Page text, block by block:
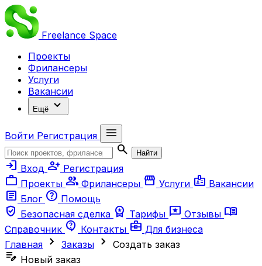
Freelance Space
Проекты
Фрилансеры
Услуги
Вакансии
Ещё expand_more
Войти Регистрация
menu
search
Найти
login Вход person_add Регистрация
work Проекты group Фрилансеры storefront Услуги badge Вакансии
article Блог help Помощь
verified_user Безопасная сделка workspace_premium Тарифы reviews Отзывы menu_book
Справочник contact_support Контакты business_center Для бизнеса
Главная chevron_right Заказы chevron_right Создать заказ
edit_note Новый заказ